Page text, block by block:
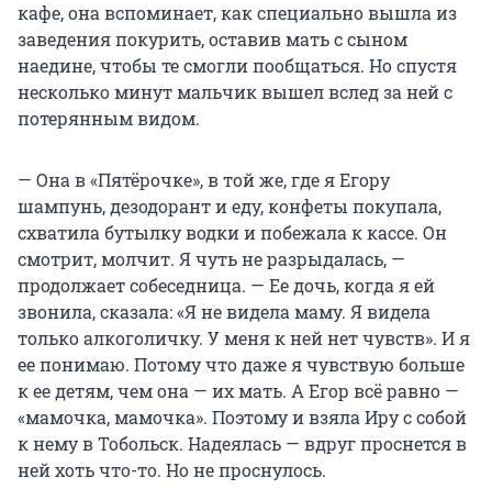
кафе, она вспоминает, как специально вышла из
заведения покурить, оставив мать с сыном
наедине, чтобы те смогли пообщаться. Но спустя
несколько минут мальчик вышел вслед за ней с
потерянным видом.
— Она в «Пятёрочке», в той же, где я Егору
шампунь, дезодорант и еду, конфеты покупала,
схватила бутылку водки и побежала к кассе. Он
смотрит, молчит. Я чуть не разрыдалась, —
продолжает собеседница. — Ее дочь, когда я ей
звонила, сказала: «Я не видела маму. Я видела
только алкоголичку. У меня к ней нет чувств». И я
ее понимаю. Потому что даже я чувствую больше
к ее детям, чем она — их мать. А Егор всё равно —
«мамочка, мамочка». Поэтому и взяла Иру с собой
к нему в Тобольск. Надеялась — вдруг проснется в
ней хоть что-то. Но не проснулось.